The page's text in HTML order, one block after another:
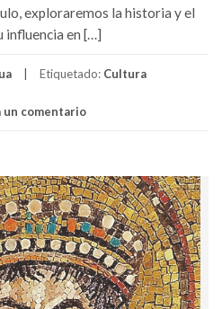
exploraremos la historia y el
influencia en […]
Etiquetado: Cultura
un comentario